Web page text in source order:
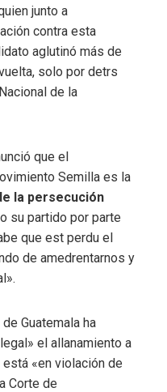
junto a
contra esta
aglutinó más de
solo por detrs
de la
que el
Semilla es la
la persecución
su partido por parte
que est perdu el
de amedrentarnos y
Guatemala ha
el allanamiento a
«en violación de
Corte de